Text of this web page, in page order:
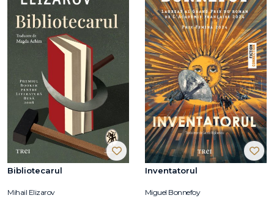
Bibliotecarul
Mihail Elizarov
Inventatorul
Miguel Bonnefoy